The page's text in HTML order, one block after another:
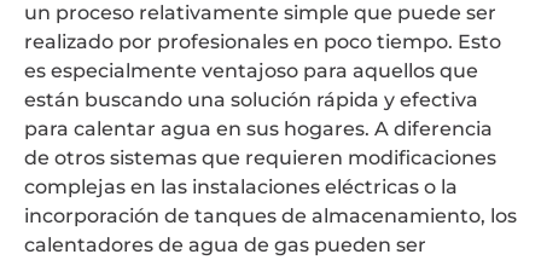
un proceso relativamente simple que puede ser
realizado por profesionales en poco tiempo. Esto
es especialmente ventajoso para aquellos que
están buscando una solución rápida y efectiva
para calentar agua en sus hogares. A diferencia
de otros sistemas que requieren modificaciones
complejas en las instalaciones eléctricas o la
incorporación de tanques de almacenamiento, los
calentadores de agua de gas pueden ser